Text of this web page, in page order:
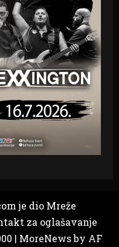
je dio Mreže
za oglašavanje
| MoreNewsby AF